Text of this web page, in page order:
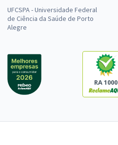
UFCSPA - Universidade Federal
de Ciência da Saúde de Porto
Alegre
RA 1000